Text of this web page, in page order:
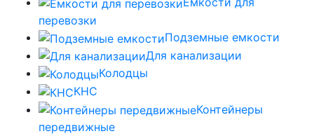
перевозки
Подземные емкости
Для канализации
Колодцы
КНС
Контейнеры
передвижные